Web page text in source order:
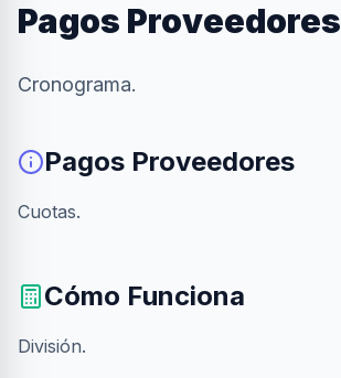
Pagos Proveedores
Cronograma.
Pagos Proveedores
Cuotas.
Cómo Funciona
División.